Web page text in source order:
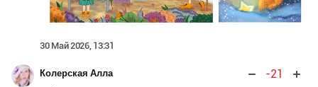
30 Май 2026, 13:31
Колерская Алла -21